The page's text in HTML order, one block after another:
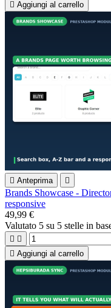
 Aggiungi al carrello
 Anteprima 
Brands Showcase -
responsive
49,99 €
Valutato 5 su 5 stelle in
 
 Aggiungi al carrello